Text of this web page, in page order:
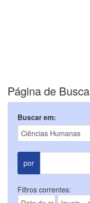
Página de Busca
Buscar em:
por
Filtros correntes: